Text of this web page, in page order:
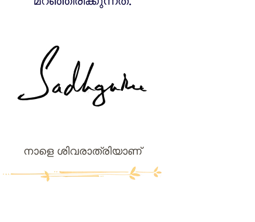
നാളെ ശിവരാത്രിയാണ്